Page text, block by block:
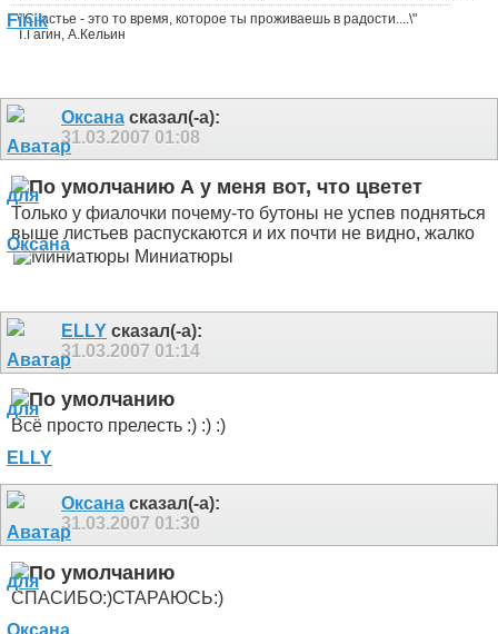
\"Счастье - это то время, которое ты проживаешь в радости....\"
Т.Гагин, А.Кельин
Оксана сказал(-а):
31.03.2007 01:08
А у меня вот, что цветет
Только у фиалочки почему-то бутоны не успев подняться
выше листьев распускаются и их почти не видно, жалко
Миниатюры
ELLY сказал(-а):
31.03.2007 01:14
Всё просто прелесть :) :) :)
Оксана сказал(-а):
31.03.2007 01:30
СПАСИБО:)СТАРАЮСЬ:)